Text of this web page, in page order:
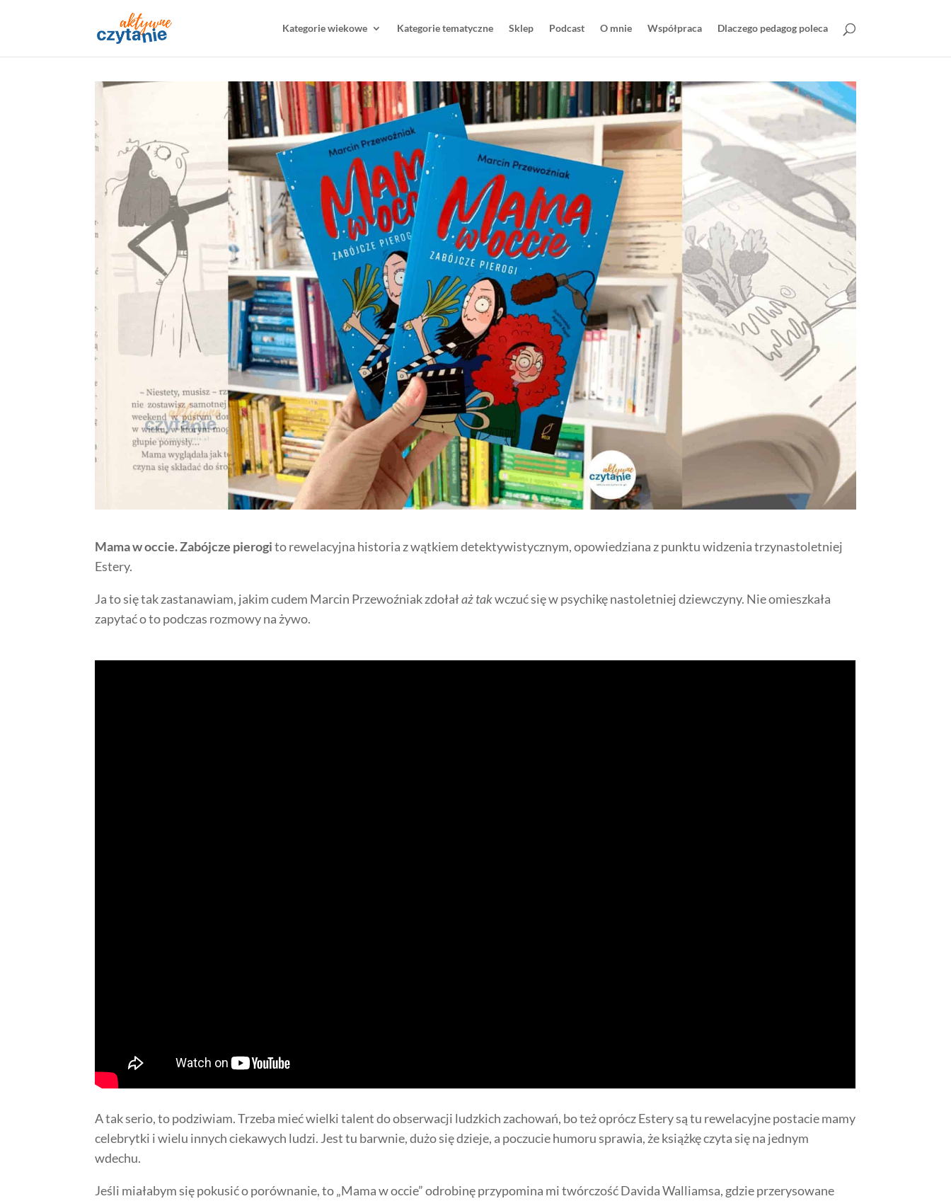
Kategorie wiekowe Kategorie tematyczne Sklep Podcast O mnie Współpraca Dlaczego pedagog poleca
Mama w occie. Zabójcze pierogito rewelacyjna historia z wątkiem detektywistycznym, opowiedziana z punktu widzenia trzynastoletniej
Estery.
Ja to się tak zastanawiam, jakim cudem Marcin Przewoźniak zdołałaż takwczuć się w psychikę nastoletniej dziewczyny. Nie omieszkała
zapytać o to podczas rozmowy na żywo.
A tak serio, to podziwiam. Trzeba mieć wielki talent do obserwacji ludzkich zachowań, bo też oprócz Estery są tu rewelacyjne postacie mamy
celebrytki i wielu innych ciekawych ludzi. Jest tu barwnie, dużo się dzieje, a poczucie humoru sprawia, że książkę czyta się na jednym
wdechu.
Jeśli miałabym się pokusić o porównanie, to „Mama w occie” odrobinę przypomina mi twórczość Davida Walliamsa, gdzie przerysowane